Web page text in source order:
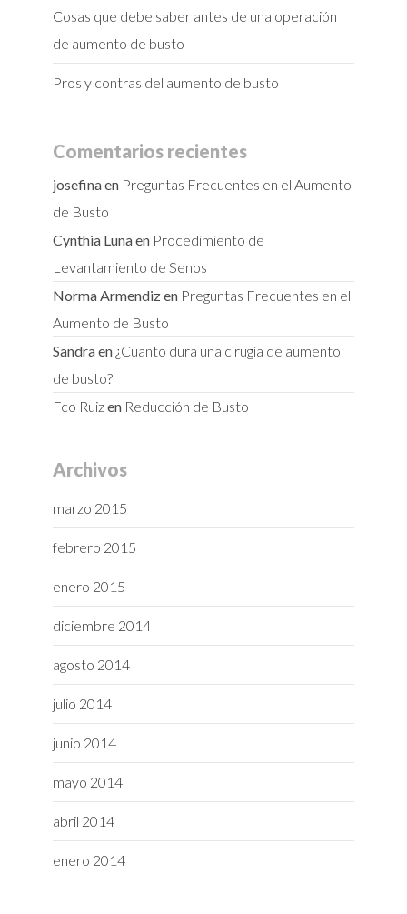
Cosas que debe saber antes de una operación
de aumento de busto
Pros y contras del aumento de busto
Comentarios recientes
josefinaen Preguntas Frecuentes en el Aumento
de Busto
Cynthia Lunaen Procedimiento de
Levantamiento de Senos
Norma Armendizen Preguntas Frecuentes en el
Aumento de Busto
Sandraen ¿Cuanto dura una cirugía de aumento
de busto?
Fco Ruizen Reducción de Busto
Archivos
marzo 2015
febrero 2015
enero 2015
diciembre 2014
agosto 2014
julio 2014
junio 2014
mayo 2014
abril 2014
enero 2014